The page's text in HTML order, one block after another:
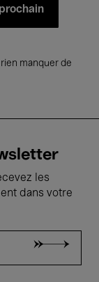
manquer de
les
dans votre